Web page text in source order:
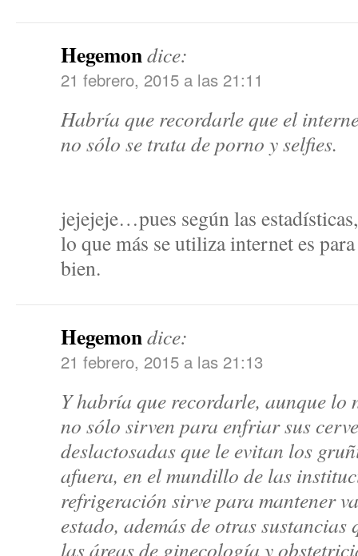
Hegemondice:
21 febrero, 2015 a las 21:11
Habría que recordarle que el
no sólo se trata de porno y selfies.
jejejeje…pues según las
lo que más se utiliza internet es
bien.
Hegemondice:
21 febrero, 2015 a las 21:13
Y habría que recordarle, aunque lo
no sólo sirven para enfriar sus
deslactosadas que le evitan los
afuera, en el mundillo de las
refrigeración sirve para mantener
estado, además de otras sustancias
las áreas de ginecología y